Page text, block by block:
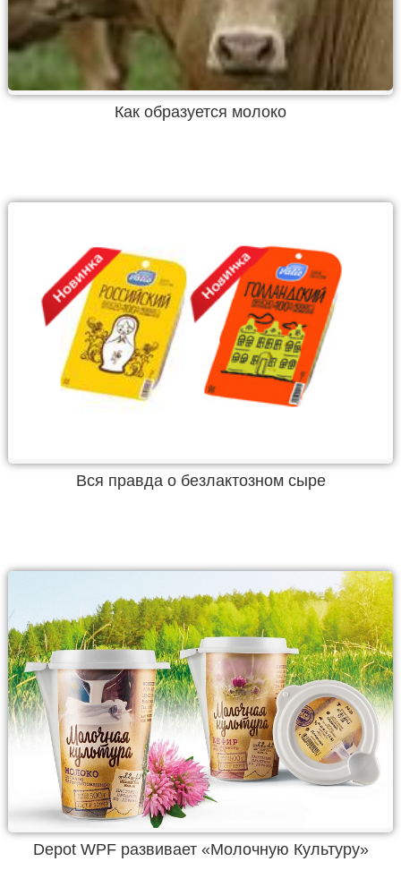
Как образуется молоко
Вся правда о безлактозном сыре
Depot WPF развивает «Молочную Культуру»